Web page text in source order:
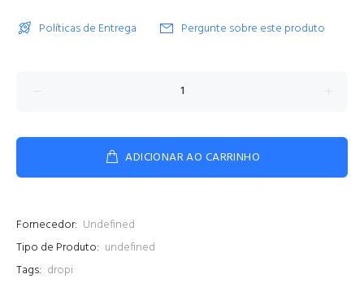
Políticas de Entrega Pergunte sobre este produto
ADICIONAR AO CARRINHO
Fornecedor: Undefined
Tipo de Produto: undefined
Tags: dropi